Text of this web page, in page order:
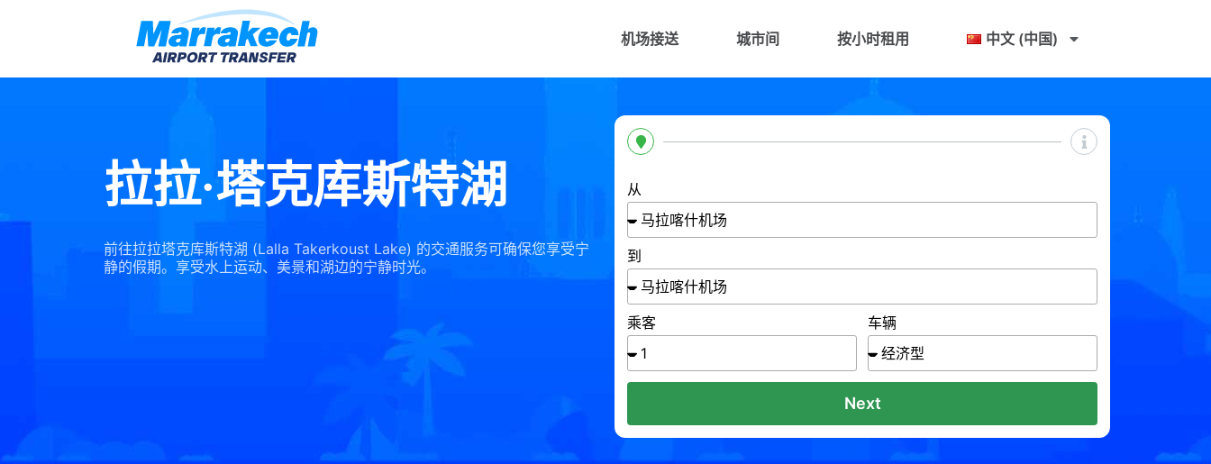
机场接送 城市间 按小时租用 中文 (中国)
拉拉·塔克库斯特湖
前往拉拉塔克库斯特湖 (Lalla Takerkoust Lake) 的交通服务可确保您享受宁
静的假期。享受水上运动、美景和湖边的宁静时光。
从
到
乘客 车辆
Next